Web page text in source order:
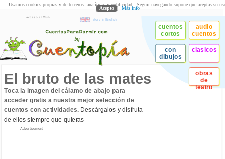
acceso al Club
story in English
cuentos
cortos
audio
cuentos
con
dibujos
clasicos
obras
de
teatro
El bruto de las mates
Toca la imagen del cálamo de abajo para
acceder gratis a nuestra mejor selección de
cuentos con actividades.Descárgalos y disfruta
de ellos siempre que quieras
Advertisement
Usamos cookies propias y de terceros -analíticas y publicidad-. Seguir navegando supone que aceptas su
Acepto Más info